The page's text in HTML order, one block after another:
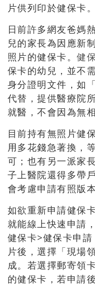
片供列印於健保卡。
日前許多網友爸媽
兒的家長為因應新
照片的健保卡。健
保卡的幼兒，並不
身分證明文件，如
代替，提供醫療院
就醫，不會因為無
目前持有無照片健
用多花錢急著換，
可；也有另一派家
子上醫院還得多帶
會考慮申請有照版本
如欲重新申請健保
就能線上快速申請
健保卡>健保卡申
片後，選擇「現場
成。若選擇郵寄領
的健保卡，若申請